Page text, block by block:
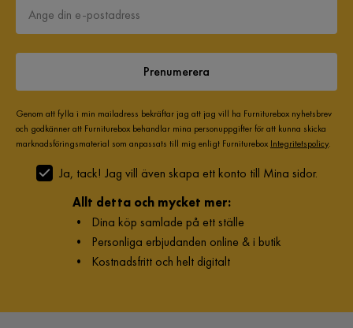
Prenumerera
Genom att fylla i min mailadress bekräftar jag att jag vill ha Furniturebox nyhetsbrev
och godkänner att Furniturebox behandlar mina personuppgifter för att kunna skicka
marknadsföringsmaterial som anpassats till mig enligt Furniturebox Integritetspolicy.
Ja, tack! Jag vill även skapa ett konto till Mina sidor.
Allt detta och mycket mer:
• Dina köp samlade på ett ställe
• Personliga erbjudanden online & i butik
• Kostnadsfritt och helt digitalt